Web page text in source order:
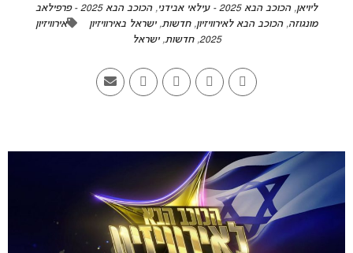
ליויאן,הכוכב הבא 2025 - עילאי אבידני ,
הכוכב הבא 2025 - פרפילאב
מונגוזה,הכוכב הבא לאירוויזיון,חדשות,ישראל באירוויזיון
אירוויזיון
2025
,חדשות,ישראל